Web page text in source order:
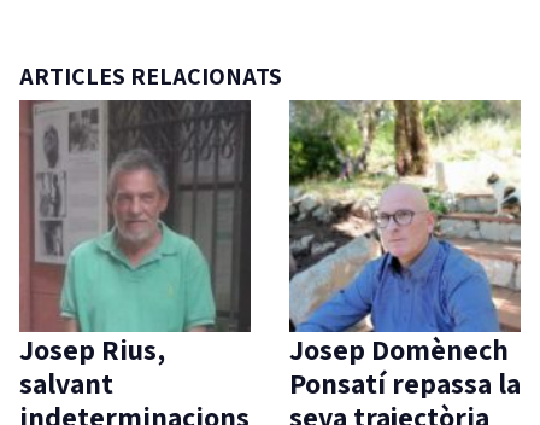
ARTICLES RELACIONATS
Josep Rius,
salvant
indeterminacions
Josep Domènech
Ponsatí repassa la
seva trajectòria